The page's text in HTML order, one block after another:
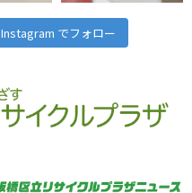
Instagram でフォロー